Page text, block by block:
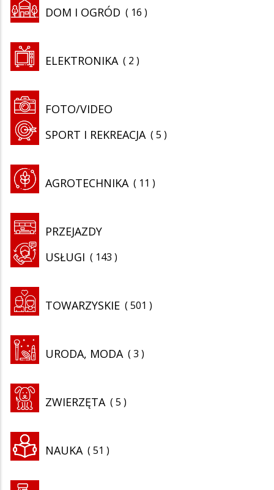
DOM I OGRÓD 16
2
ELEKTRONIKA
FOTO/VIDEO
SPORT I REKREACJA
5
AGROTECHNIKA 11
PRZEJAZDY
143
USŁUGI
TOWARZYSKIE 501
URODA, MODA 3
ZWIERZĘTA 5
51
NAUKA